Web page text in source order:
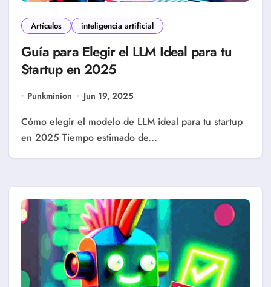
Artículos inteligencia artificial
Guía para Elegir el LLM Ideal para tu
Startup en 2025
Punkminion Jun 19, 2025
Cómo elegir el modelo de LLM ideal para tu startup
en 2025 Tiempo estimado de...